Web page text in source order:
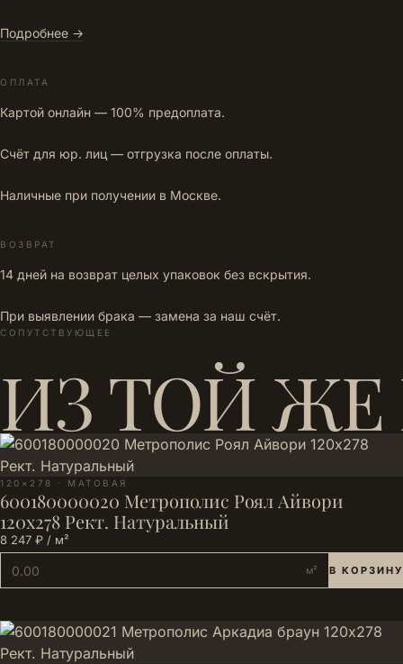
Подробнее →
ОПЛАТА
Картой онлайн — 100% предоплата.
Счёт для юр. лиц — отгрузка после оплаты.
Наличные при получении в Москве.
ВОЗВРАТ
14 дней на возврат целых упаковок без вскрытия.
При выявлении брака — замена за наш счёт.
СОПУТСТВУЮЩЕЕ
ИЗ ТОЙ ЖЕ
120×278 · МАТОВАЯ
600180000020 Метрополис Роял Айвори
120х278 Рект. Натуральный
8 247 ₽ / м²
м² В КОРЗИНУ